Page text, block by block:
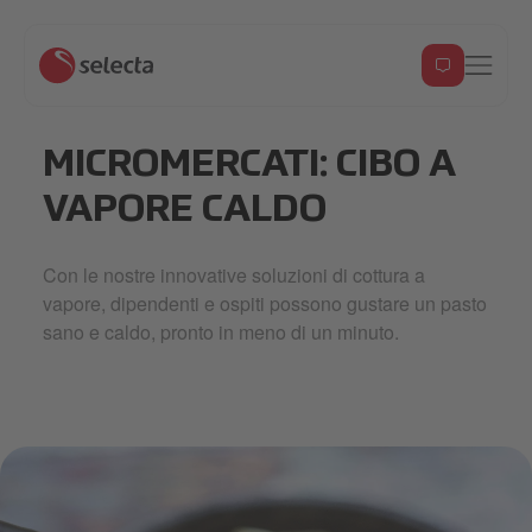
MICROMERCATI: CIBO A
VAPORE CALDO
Con le nostre innovative soluzioni di cottura a
vapore, dipendenti e ospiti possono gustare un pasto
sano e caldo, pronto in meno di un minuto.